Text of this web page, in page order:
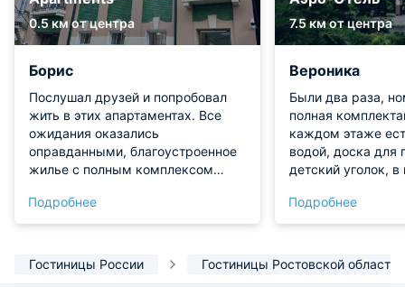
0.5 км от центра
Борис
Послушал друзей и попробовал
жить в этих апартаментах. Все
ожидания оказались
оправданными, благоустроенное
жилье с полным комплексом
сплошные выгоды. Отдельно
хочется отметить великолепную
наслаждение. Плюс ко всему
Подробнее
7.5 км от центра
Вероника
Были два раза,
полная
каждом этаже
водой, доска для
детский уголок,
хорошее кафе на
ранним
Администраторы
Подробнее
Гостиницы России Гостиницы Ростовской области